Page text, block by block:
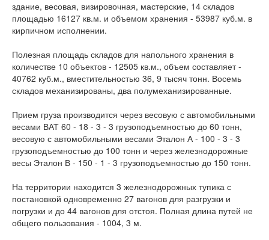
здание, весовая, визировочная, мастерские, 14 складов
площадью 16127 кв.м. и объемом хранения - 53987 куб.м. в
кирпичном исполнении.
Полезная площадь складов для напольного хранения в
количестве 10 объектов - 12505 кв.м., объем составляет -
40762 куб.м., вместительностью 36, 9 тысяч тонн. Восемь
складов механизированы, два полумеханизированные.
Прием груза производится через весовую с автомобильными
весами ВАТ 60 - 18 - 3 - 3 грузоподъемностью до 60 тонн,
весовую с автомобильными весами Эталон А - 100 - 3 - 3
грузоподъемностью до 100 тонн и через железнодорожные
весы Эталон В - 150 - 1 - 3 грузоподъемностью до 150 тонн.
На территории находится 3 железнодорожных тупика с
постановкой одновременно 27 вагонов для разгрузки и
погрузки и до 44 вагонов для отстоя. Полная длина путей не
общего пользования - 1004, 3 м.